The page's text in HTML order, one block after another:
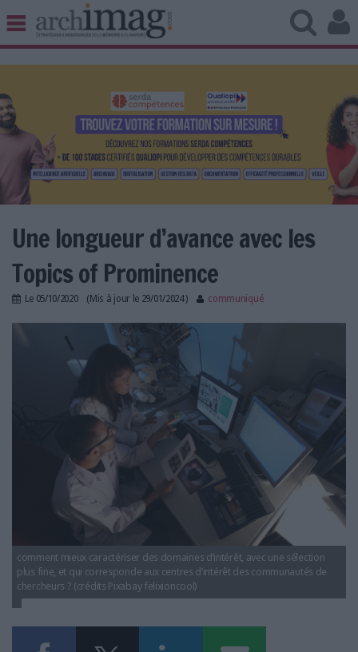
BIBLIOTHÈQUE ÉDITION
UNIVERS DATA
TRAVAIL COLLABORATIF
VIE NUMÉRIQUE
NUMÉRIQUE RESPONSABLE
LES DOSSIERS
LES GUIDES PRATIQUES
L'ESPACE EMPLOI
L'ANNUAIRE DES ACTEURS
LES LIVRES BLANCS
NOS OFFRES D'ABONNEMENTS
Une longueur d’avance avec les
Topics of Prominence
Le 05/10/2020 (Mis à jour le 29/01/2024) communiqué
recherche_innovation_elsevier_scival.jpg
comment mieux caractériser des domaines d’intérêt, avec une sélection
plus fine, et qui corresponde aux centres d’intérêt des communautés de
chercheurs ? (crédits Pixabay felixioncool)